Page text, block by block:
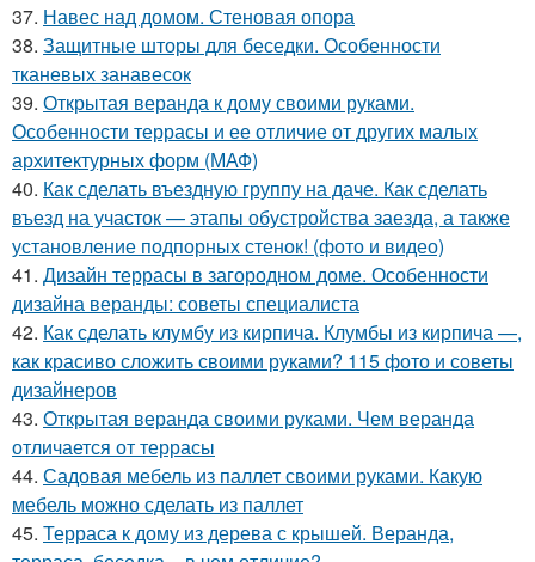
37. Навес над домом. Стеновая опора
38. Защитные шторы для беседки. Особенности
тканевых занавесок
39. Открытая веранда к дому своими руками.
Особенности террасы и ее отличие от других малых
архитектурных форм (МАФ)
40. Как сделать въездную группу на даче. Как сделать
въезд на участок — этапы обустройства заезда, а также
установление подпорных стенок! (фото и видео)
41. Дизайн террасы в загородном доме. Особенности
дизайна веранды: советы специалиста
42. Как сделать клумбу из кирпича. Клумбы из кирпича —,
как красиво сложить своими руками? 115 фото и советы
дизайнеров
43. Открытая веранда своими руками. Чем веранда
отличается от террасы
44. Садовая мебель из паллет своими руками. Какую
мебель можно сделать из паллет
45. Терраса к дому из дерева с крышей. Веранда,